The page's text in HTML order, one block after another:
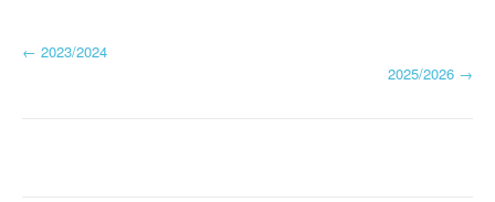
P
← 2023/2024
2025/2026 →